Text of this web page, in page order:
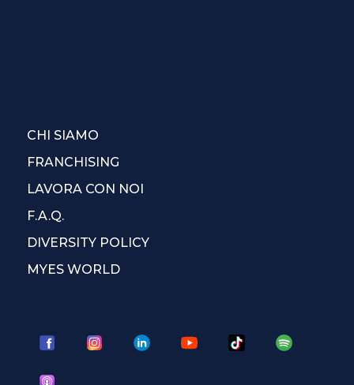
CHI SIAMO
FRANCHISING
LAVORA CON NOI
F.A.Q.
DIVERSITY POLICY
MYES WORLD